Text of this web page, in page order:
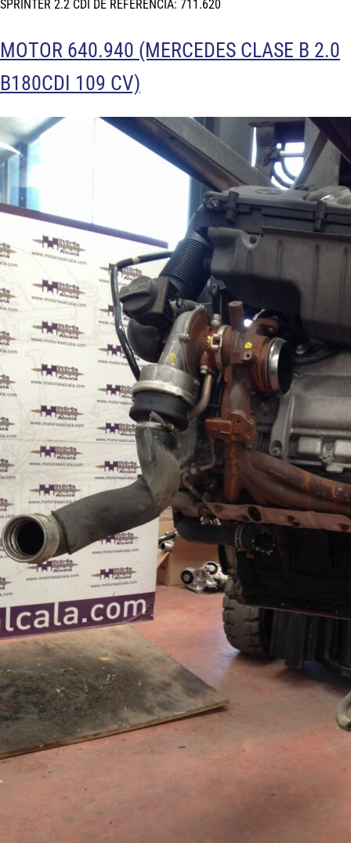
SPRINTER 2.2 CDI DE REFERENCIA: 711.620
MOTOR 640.940 (MERCEDES CLASE B 2.0
B180CDI 109 CV)